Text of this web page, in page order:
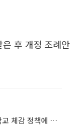
후 개정 조례안
서울시교육청, 신년 업무보고 실시…“학교 체감 정책에 초점”